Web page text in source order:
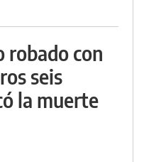
robado con
seis
la muerte